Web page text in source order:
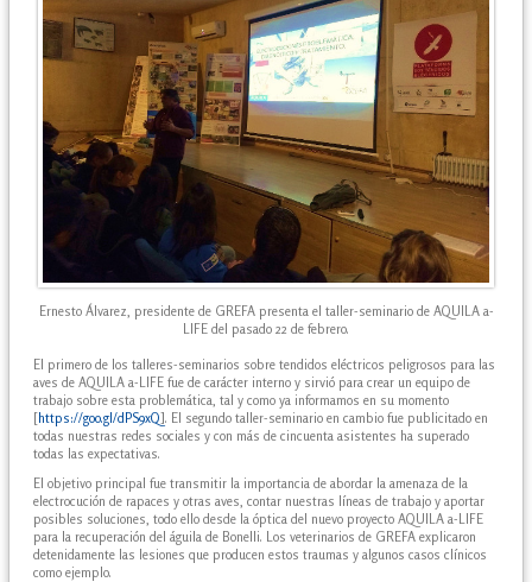
Ernesto Álvarez, presidente de GREFA presenta el taller-seminario de AQUILA a-
LIFE del pasado 22 de febrero.
El primero de los talleres-seminarios sobre tendidos eléctricos peligrosos para las
aves de AQUILA a-LIFE fue de carácter interno y sirvió para crear un equipo de
trabajo sobre esta problemática, tal y como ya informamos en su momento
[https://goo.gl/dPS9xQ]. El segundo taller-seminario en cambio fue publicitado en
todas nuestras redes sociales y con más de cincuenta asistentes ha superado
todas las expectativas.
El objetivo principal fue transmitir la importancia de abordar la amenaza de la
electrocución de rapaces y otras aves, contar nuestras líneas de trabajo y aportar
posibles soluciones, todo ello desde la óptica del nuevo proyecto AQUILA a-LIFE
para la recuperación del águila de Bonelli. Los veterinarios de GREFA explicaron
detenidamente las lesiones que producen estos traumas y algunos casos clínicos
como ejemplo.